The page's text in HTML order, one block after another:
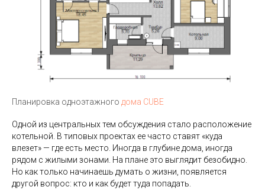
Планировка одноэтажного дома CUBE
Одной из центральных тем обсуждения стало расположение
котельной. В типовых проектах ее часто ставят «куда
влезет» — где есть место. Иногда в глубине дома, иногда
рядом с жилыми зонами. На плане это выглядит безобидно.
Но как только начинаешь думать о жизни, появляется
другой вопрос: кто и как будет туда попадать.
Высота потолков в доме: сколько